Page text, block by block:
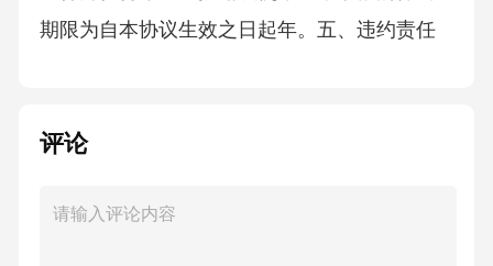
期限为自本协议生效之日起年。五、违约责任
有权要求甲方限期整改。若甲方在限期内未能
要求甲方承担因此给乙方造成的损失。2.如甲方
评论